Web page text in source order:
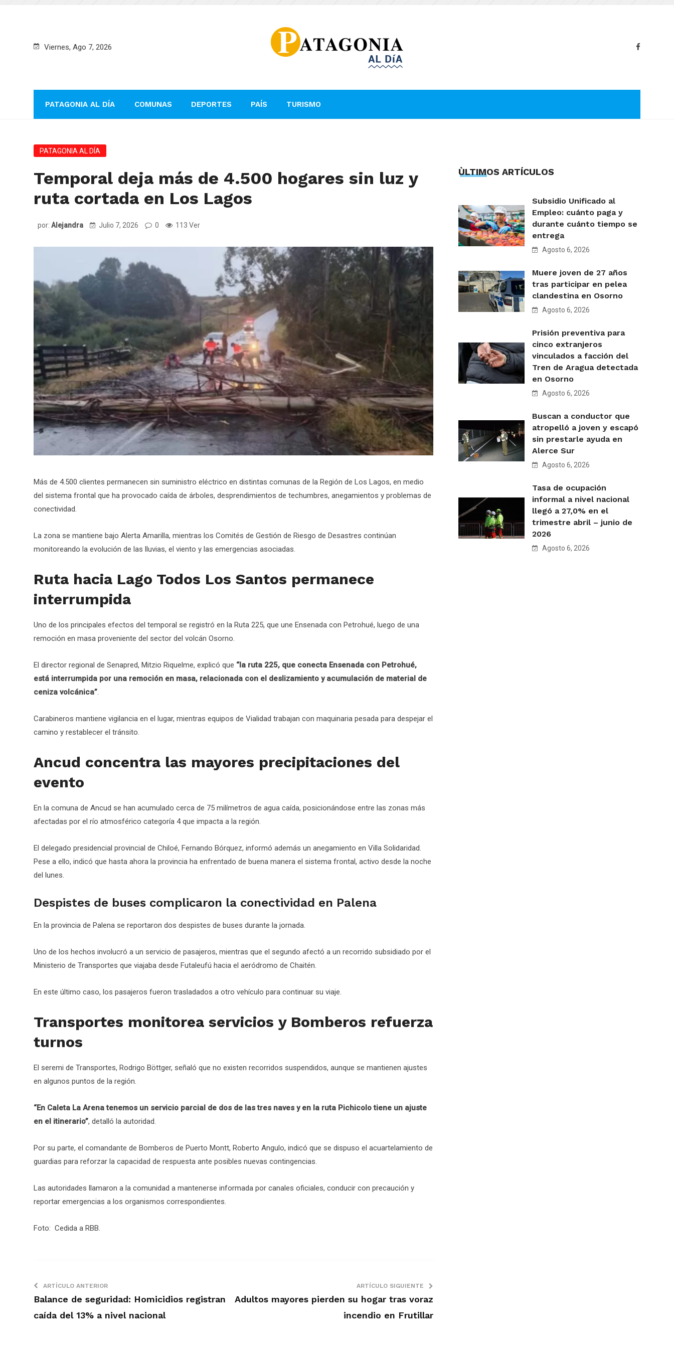
Viernes, Ago 7, 2026
PATAGONIA AL DÍA COMUNAS DEPORTES PAÍS TURISMO
PATAGONIA AL DÍA
Temporal deja más de 4.500 hogares sin luz y
ruta cortada en Los Lagos
por: Alejandra Julio 7, 2026 0 113 Ver
Más de 4.500 clientes permanecen sin suministro eléctrico en distintas comunas de la Región de Los Lagos, en medio
del sistema frontal que ha provocado caída de árboles, desprendimientos de techumbres, anegamientos y problemas de
conectividad.
La zona se mantiene bajo Alerta Amarilla, mientras los Comités de Gestión de Riesgo de Desastres continúan
monitoreando la evolución de las lluvias, el viento y las emergencias asociadas.
Ruta hacia Lago Todos Los Santos permanece
interrumpida
Uno de los principales efectos del temporal se registró en la Ruta 225, que une Ensenada con Petrohué, luego de una
remoción en masa proveniente del sector del volcán Osorno.
El director regional de Senapred, Mitzio Riquelme, explicó que “la ruta 225, que conecta Ensenada con Petrohué,
está interrumpida por una remoción en masa, relacionada con el deslizamiento y acumulación de material de
ceniza volcánica”.
Carabineros mantiene vigilancia en el lugar, mientras equipos de Vialidad trabajan con maquinaria pesada para despejar el
camino y restablecer el tránsito.
Ancud concentra las mayores precipitaciones del
evento
En la comuna de Ancud se han acumulado cerca de 75 milímetros de agua caída, posicionándose entre las zonas más
afectadas por el río atmosférico categoría 4 que impacta a la región.
El delegado presidencial provincial de Chiloé, Fernando Bórquez, informó además un anegamiento en Villa Solidaridad.
Pese a ello, indicó que hasta ahora la provincia ha enfrentado de buena manera el sistema frontal, activo desde la noche
del lunes.
Despistes de buses complicaron la conectividad en Palena
En la provincia de Palena se reportaron dos despistes de buses durante la jornada.
Uno de los hechos involucró a un servicio de pasajeros, mientras que el segundo afectó a un recorrido subsidiado por el
Ministerio de Transportes que viajaba desde Futaleufú hacia el aeródromo de Chaitén.
En este último caso, los pasajeros fueron trasladados a otro vehículo para continuar su viaje.
Transportes monitorea servicios y Bomberos refuerza
turnos
El seremi de Transportes, Rodrigo Böttger, señaló que no existen recorridos suspendidos, aunque se mantienen ajustes
en algunos puntos de la región.
“En Caleta La Arena tenemos un servicio parcial de dos de las tres naves y en la ruta Pichicolo tiene un ajuste
en el itinerario”, detalló la autoridad.
Por su parte, el comandante de Bomberos de Puerto Montt, Roberto Angulo, indicó que se dispuso el acuartelamiento de
guardias para reforzar la capacidad de respuesta ante posibles nuevas contingencias.
Las autoridades llamaron a la comunidad a mantenerse informada por canales oficiales, conducir con precaución y
reportar emergencias a los organismos correspondientes.
Foto: Cedida a RBB.
ARTÍCULO ANTERIOR
Balance de seguridad: Homicidios registran
caída del 13% a nivel nacional
ARTÍCULO SIGUIENTE
Adultos mayores pierden su hogar tras voraz
incendio en Frutillar
ÙLTIMOS ARTÍCULOS
Subsidio Unificado al
Empleo: cuánto paga y
durante cuánto tiempo se
entrega
Agosto 6, 2026
Muere joven de 27 años
tras participar en pelea
clandestina en Osorno
Agosto 6, 2026
Prisión preventiva para
cinco extranjeros
vinculados a facción del
Tren de Aragua detectada
en Osorno
Agosto 6, 2026
Buscan a conductor que
atropelló a joven y escapó
sin prestarle ayuda en
Alerce Sur
Agosto 6, 2026
Tasa de ocupación
informal a nivel nacional
llegó a 27,0% en el
trimestre abril – junio de
2026
Agosto 6, 2026